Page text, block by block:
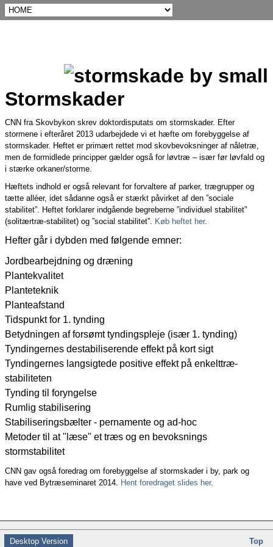
Stormskader
CNN fra Skovbykon skrev doktordisputats om stormskader. Efter
stormene i efteråret 2013 udarbejdede vi et hæfte om forebyggelse af
stormskader. Heftet er primært rettet mod skovbevoksninger af nåletræ,
men de formidlede principper gælder også for løvtræ – især før løvfald og
i stærke orkaner/storme.
Hæftets indhold er også relevant for forvaltere af parker, trægrupper og
tætte alléer, idet sådanne også er stærkt påvirket af den ”sociale
stabilitet”. Heftet forklarer indgående begreberne ”individuel stabilitet”
(solitærtræ-stabilitet) og ”social stabilitet”. Køb heftet her.
Hefter går i dybden med følgende emner:
Jordbearbejdning og dræning
Plantekvalitet
Planteteknik
Planteafstand
Tidspunkt for 1. tynding
Betydningen af forsømt tyndingspleje (især 1. tynding)
Tyndingernes destabiliserende effekt på kort sigt
Tyndingernes langsigtede positive effekt på enkelttræ-
stabiliteten
Tynding til foryngelse
Rumlig stabilisering
Stabiliseringsbælter - pernamente og ad-hoc
Metoder til at "læse" et træs og en bevoksnings
stormstabilitet
CNN gav også foredrag om forebyggelse af stormskader i by, park og
have ved Bytræseminaret 2014. Hent foredraget slides her.
Desktop Version Top